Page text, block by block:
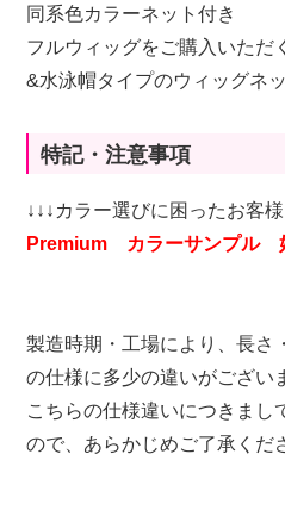
同系色カラーネット付き
フルウィッグをご購入いただ
&水泳帽タイプのウィッグネ
特記・注意事項
↓↓↓カラー選びに困ったお客
Premium カラーサンプル
製造時期・工場により、長さ
の仕様に多少の違いがござい
こちらの仕様違いにつきまし
ので、あらかじめご了承くだ